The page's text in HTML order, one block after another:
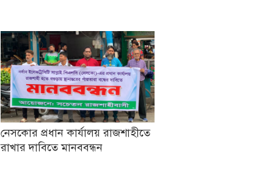
নেসকোর প্রধান কার্যালয় রাজশাহীতে
রাখার দাবিতে মানববন্ধন